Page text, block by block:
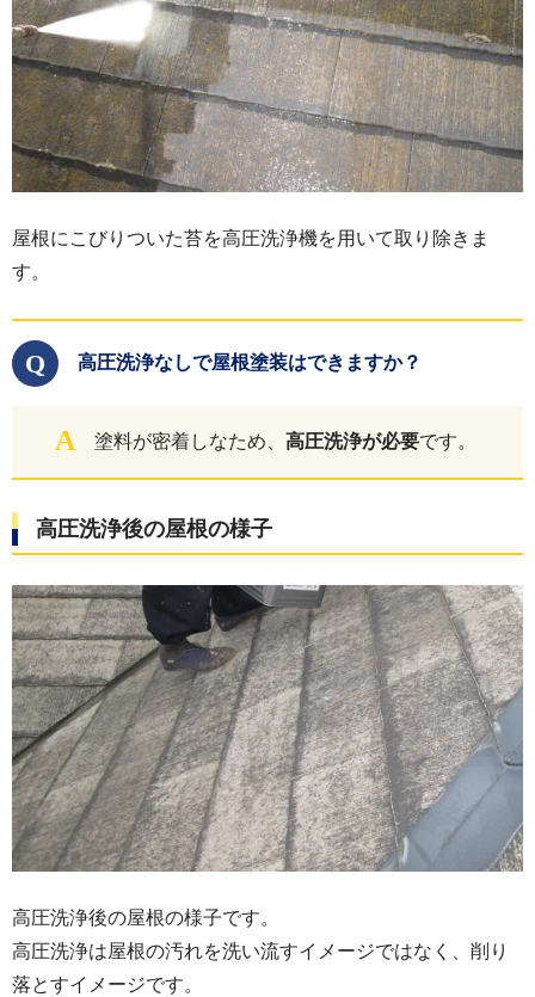
屋根にこびりついた苔を高圧洗浄機を用いて取り除きま
す。
Q 高圧洗浄なしで屋根塗装はできますか？
A 塗料が密着しなため、 高圧洗浄が必要です。
高圧洗浄後の屋根の様子
高圧洗浄後の屋根の様子です。
高圧洗浄は屋根の汚れを洗い流すイメージではなく、削り
落とすイメージです。